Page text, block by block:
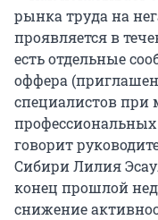
рынка труда на
проявляется в
есть отдельные
оффера
специалистов при
профессиональных
говорит
Сибири Лилия
конец прошлой
снижение